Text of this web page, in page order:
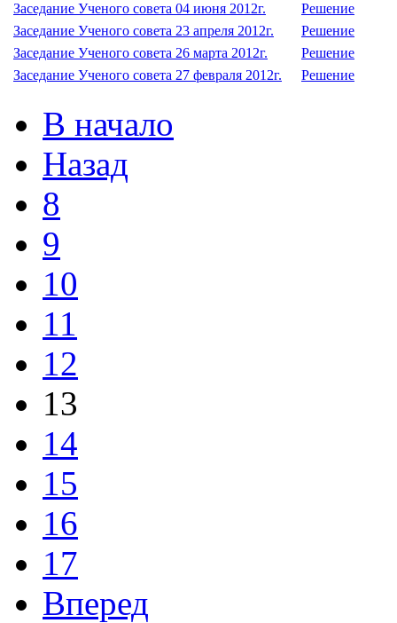
Заседание Ученого совета 04 июня 2012г.
Решение
Заседание Ученого совета 23 апреля 2012г.
Решение
Заседание Ученого совета 26 марта 2012г.
Решение
Заседание Ученого совета 27 февраля 2012г.
Решение
В начало
Назад
8
9
10
11
12
13
14
15
16
17
Вперед